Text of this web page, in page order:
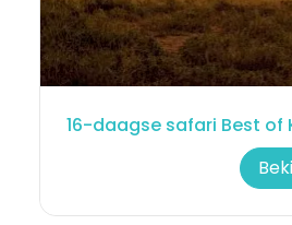
16-daagse safari Best of